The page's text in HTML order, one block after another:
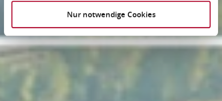
Nur notwendige Cookies